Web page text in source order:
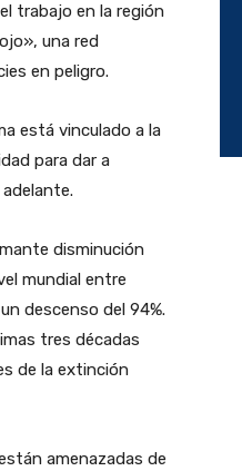
trabajo en la región
una red
en peligro.
está vinculado a la
para dar a
disminución
mundial entre
descenso del 94%.
tres décadas
de la extinción
amenazadas de